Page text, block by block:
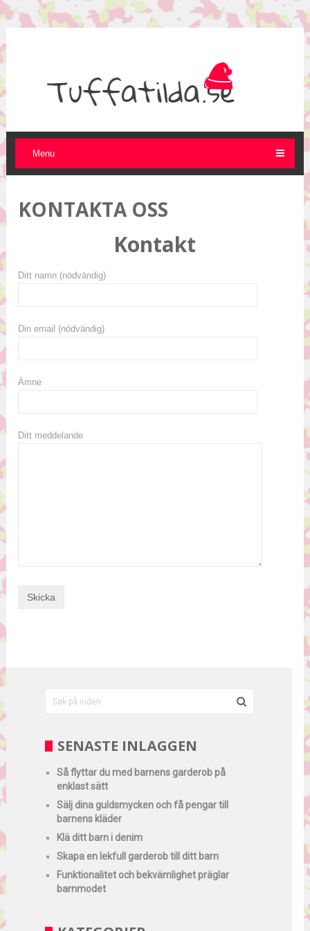
Menu
KONTAKTA OSS
Kontakt
Ditt namn (nödvändig)
Din email (nödvändig)
Ämne
Ditt meddelande
SENASTE INLÄGGEN
Så flyttar du med barnens garderob på
enklast sätt
Sälj dina guldsmycken och få pengar till
barnens kläder
Klä ditt barn i denim
Skapa en lekfull garderob till ditt barn
Funktionalitet och bekvämlighet präglar
barnmodet